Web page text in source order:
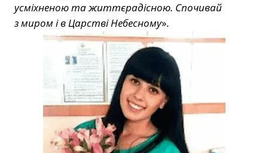
усміхненою та життєрадісною. Спочивай
з миром і в Царстві Небесному».